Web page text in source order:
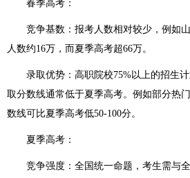
春季高考：
竞争基数：报考人数相对较少，例如山
人数约16万，而夏季高考超66万。
录取优势：高职院校75%以上的招生计
取分数线通常低于夏季高考。例如部分热
数线可比夏季高考低50-100分。
夏季高考：
竞争强度：全国统一命题，考生需与全